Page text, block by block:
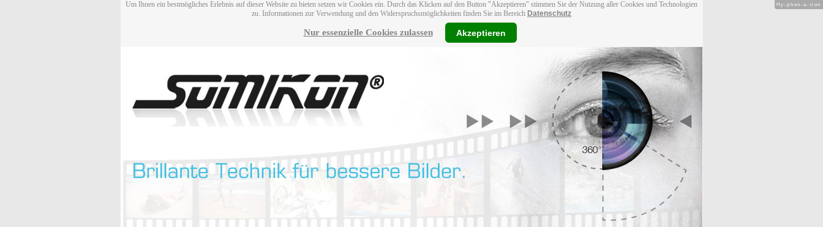
Um Ihnen ein bestmögliches Erlebnis auf dieser Website zu bieten setzen wir Cookies ein. Durch das Klicken auf den Button "Akzeptieren" stimmen Sie der Nutzung aller Cookies und Technologien
zu. Informationen zur Verwendung und den Widerspruchsmöglichkeiten finden Sie im Bereich Datenschutz
Nur essenzielle Cookies zulassen Akzeptieren
Hy-phen-a-tion